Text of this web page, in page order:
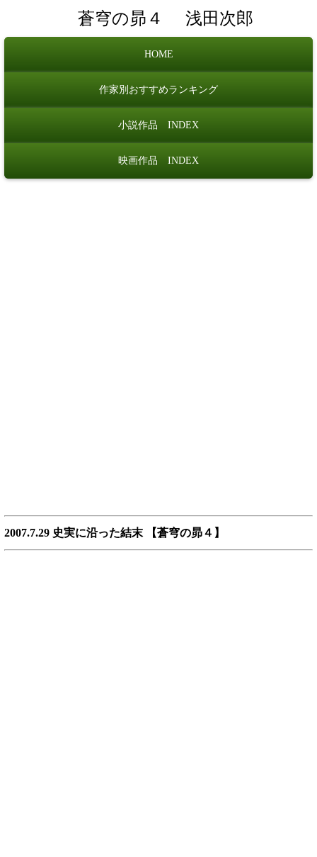
蒼穹の昴４ 浅田次郎
HOME
作家別おすすめランキング
小説作品 INDEX
映画作品 INDEX
2007.7.29 史実に沿った結末 【蒼穹の昴４】